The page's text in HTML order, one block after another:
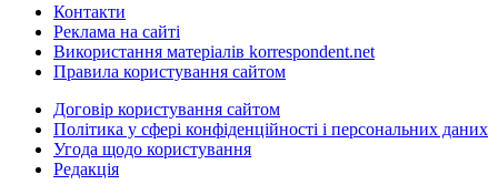
Контакти
Реклама на сайті
Використання матеріалів korrespondent.net
Правила користування сайтом
Договір користування сайтом
Політика у сфері конфіденційності і персональних даних
Угода щодо користування
Редакція